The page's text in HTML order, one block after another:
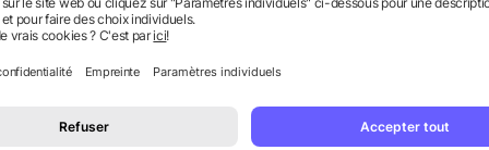
sublimation